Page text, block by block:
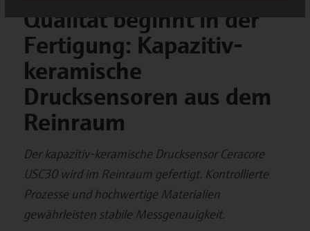
Qualität beginnt in der
Fertigung: Kapazitiv-
keramische
Drucksensoren aus dem
Reinraum
Der kapazitiv-keramische Drucksensor Ceracore
USC30 wird im Reinraum gefertigt. Kontrollierte
Prozesse und hochwertige Materialien
gewährleisten stabile Messgenauigkeit.